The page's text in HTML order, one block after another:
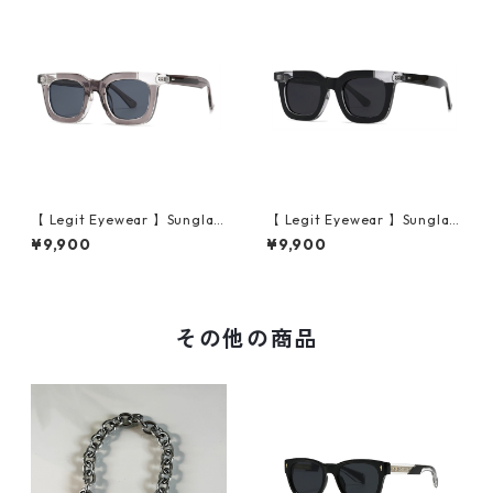
【 Legit Eyewear 】Sunglas
ses Konoe (Clear Grey/Gre
y)
¥9,900
【 Legit Eyewear 】Sunglas
ses Konoe (Black Clear/Gre
y)
¥9,900
その他の商品